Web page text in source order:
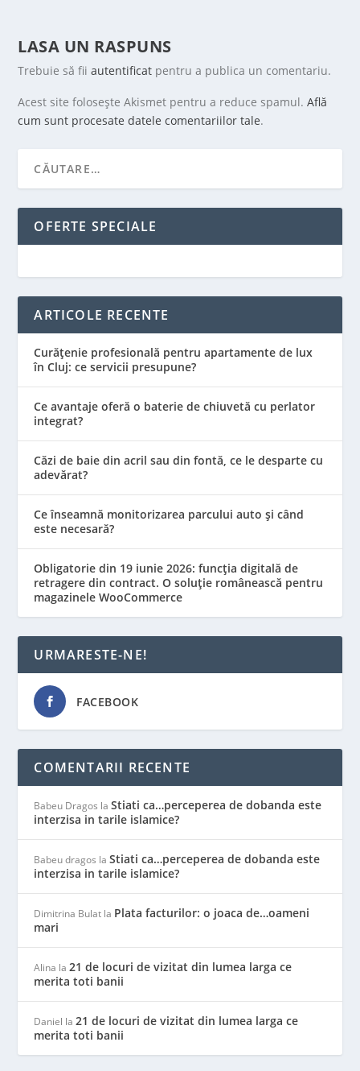
LASA UN RASPUNS
Trebuie să fiiautentificat pentru a publica un comentariu.
Acest site folosește Akismet pentru a reduce spamul.Află
cum sunt procesate datele comentariilor tale.
OFERTE SPECIALE
ARTICOLE RECENTE
Curățenie profesională pentru apartamente de lux
în Cluj: ce servicii presupune?
Ce avantaje oferă o baterie de chiuvetă cu perlator
integrat?
Căzi de baie din acril sau din fontă, ce le desparte cu
adevărat?
Ce înseamnă monitorizarea parcului auto și când
este necesară?
Obligatorie din 19 iunie 2026: funcția digitală de
retragere din contract. O soluție românească pentru
magazinele WooCommerce
URMARESTE-NE!
FACEBOOK
COMENTARII RECENTE
Babeu Dragos laStiati ca…perceperea de dobanda este
interzisa in tarile islamice?
Babeu dragos laStiati ca…perceperea de dobanda este
interzisa in tarile islamice?
Dimitrina Bulat la Plata facturilor: o joaca de…oameni
mari
Alina la21 de locuri de vizitat din lumea larga ce
merita toti banii
Daniel la21 de locuri de vizitat din lumea larga ce
merita toti banii